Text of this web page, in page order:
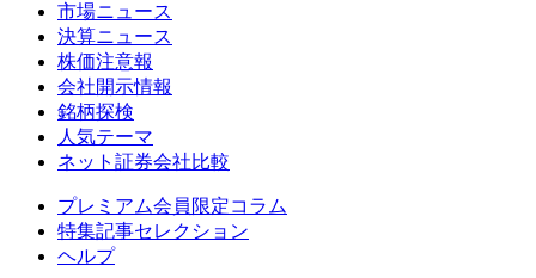
市場ニュース
決算ニュース
株価注意報
会社開示情報
銘柄探検
人気テーマ
ネット証券会社比較
プレミアム会員限定コラム
特集記事セレクション
ヘルプ